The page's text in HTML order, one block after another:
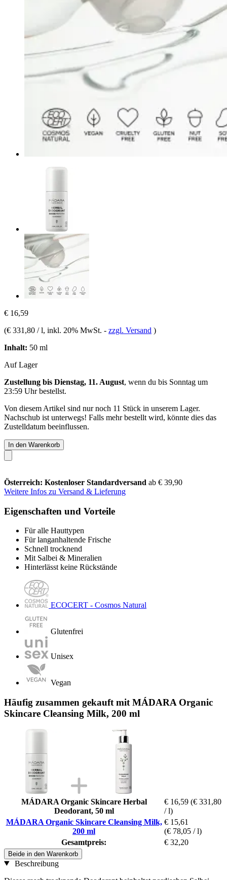
€ 16,59
(€ 331,80 / l, inkl. 20% MwSt. - zzgl. Versand )
Inhalt: 50 ml
Auf Lager
Zustellung bis Dienstag, 11. August, wenn du bis Sonntag um
23:59 Uhrbestellst.
Von diesem Artikel sind nur noch 11 Stück in unserem Lager.
Nachschub ist unterwegs! Falls mehr bestellt wird, könnte dies das
Zustelldatum beeinflussen.
In den Warenkorb
Österreich: Kostenloser Standardversand ab € 39,90
Weitere Infos zu Versand & Lieferung
Eigenschaften und Vorteile
Für alle Hauttypen
Für langanhaltende Frische
Schnell trocknend
Mit Salbei & Mineralien
Hinterlässt keine Rückstände
ECOCERT - Cosmos Natural
Glutenfrei
Unisex
Vegan
Häufig zusammen gekauft mit MÁDARA Organic
Skincare Cleansing Milk, 200 ml
MÁDARA Organic Skincare Herbal
Deodorant, 50 ml
€ 16,59 (€ 331,80
/ l)
MÁDARA Organic Skincare Cleansing Milk,
200 ml
€ 15,61
(€ 78,05 / l)
Gesamtpreis:
€ 32,20
Beide in den Warenkorb
Beschreibung